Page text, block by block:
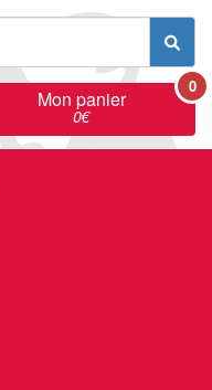
Mon panier
0€
0